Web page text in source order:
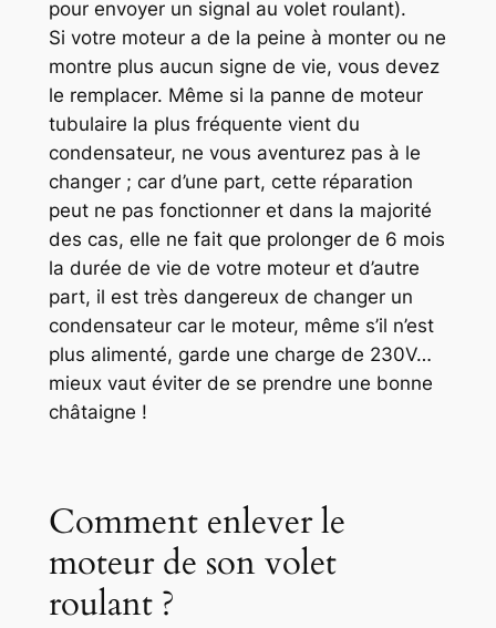
pour envoyer un signal au volet roulant).
Si votre moteur a de la peine à monter ou ne
montre plus aucun signe de vie, vous devez
le remplacer. Même si la panne de moteur
tubulaire la plus fréquente vient du
condensateur, ne vous aventurez pas à le
changer ; car d’une part, cette réparation
peut ne pas fonctionner et dans la majorité
des cas, elle ne fait que prolonger de 6 mois
la durée de vie de votre moteur et d’autre
part, il est très dangereux de changer un
condensateur car le moteur, même s’il n’est
plus alimenté, garde une charge de 230V…
mieux vaut éviter de se prendre une bonne
châtaigne !
Comment enlever le
moteur de son volet
roulant ?